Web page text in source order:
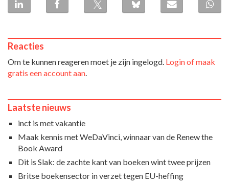
Reacties
Om te kunnen reageren moet je zijn ingelogd. Login of maak
gratis een account aan.
Laatste nieuws
inct is met vakantie
Maak kennis met WeDaVinci, winnaar van de Renew the
Book Award
Dit is Slak: de zachte kant van boeken wint twee prijzen
Britse boekensector in verzet tegen EU-heffing